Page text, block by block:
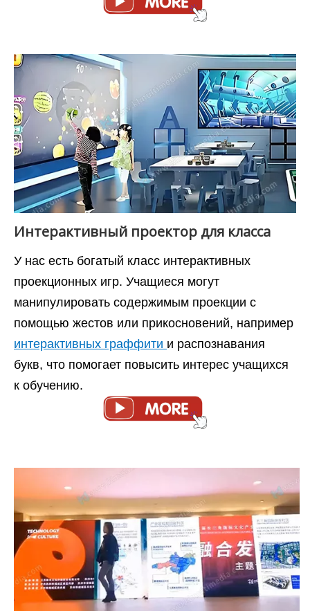
Интерактивный проектор для класса
У нас есть богатый класс интерактивных
проекционных игр. Учащиеся могут
манипулировать содержимым проекции с
помощью жестов или прикосновений, например
интерактивных граффити и распознавания
букв, что помогает повысить интерес учащихся
к обучению.